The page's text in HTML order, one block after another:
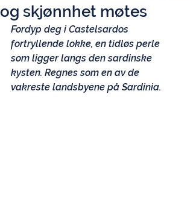
og skjønnhet møtes
Fordyp deg i Castelsardos
fortryllende lokke, en tidløs perle
som ligger langs den sardinske
kysten. Regnes som en av de
vakreste landsbyene på Sardinia.